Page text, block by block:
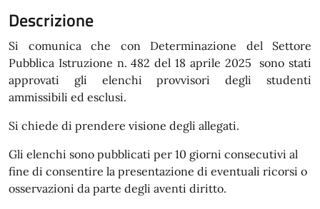
Descrizione
Si comunica che con Determinazione del Settore
Pubblica Istruzione n. 482 del 18 aprile 2025 sono stati
approvati gli elenchi provvisori degli studenti
ammissibili ed esclusi.
Si chiede di prendere visione degli allegati.
Gli elenchi sono pubblicati per 10 giorni consecutivi al
fine di consentire la presentazione di eventuali ricorsi o
osservazioni da parte degli aventi diritto.